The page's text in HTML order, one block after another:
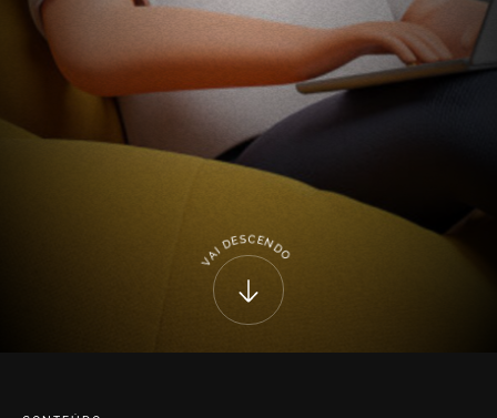
V
A
IDESCENDO